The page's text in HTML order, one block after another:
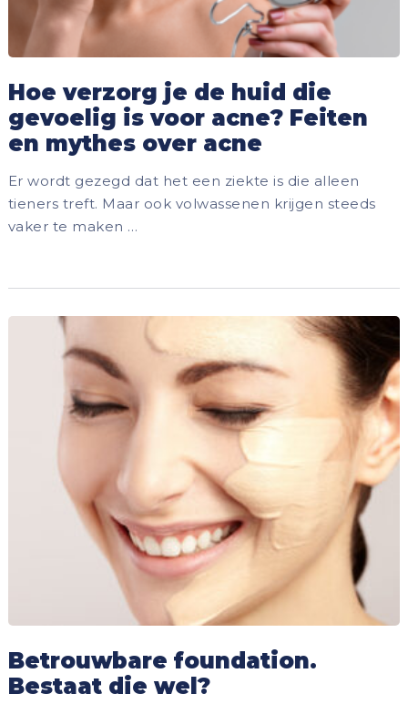
Hoe verzorg je de huid die
gevoelig is voor acne? Feiten
en mythes over acne
Er wordt gezegd dat het een ziekte is die alleen
tieners treft. Maar ook volwassenen krijgen steeds
vaker te maken …
Betrouwbare foundation.
Bestaat die wel?